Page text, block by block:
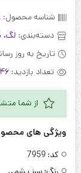
شناسه محصول:
دسته‌بندی: لگ،
تاریخ به روز
تعداد بازدید:
از شما
ویژگی های
کد: 7959